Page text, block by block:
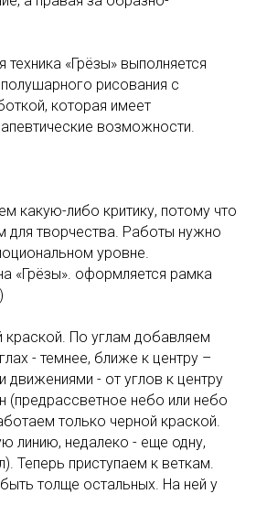
техника «Грёзы» выполняется
рисования с
которая имеет
возможности.
какую-либо критику, потому что
для творчества. Работы нужно
уровне.
«Грёзы». оформляется рамка
краской. По углам добавляем
- темнее, ближе к центру –
движениями - от углов к центру
небо или небо
только черной краской.
линию, недалеко - еще одну,
Теперь приступаем к веткам.
толще остальных. На ней у